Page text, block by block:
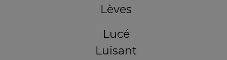
Lèves
Lucé
Luisant